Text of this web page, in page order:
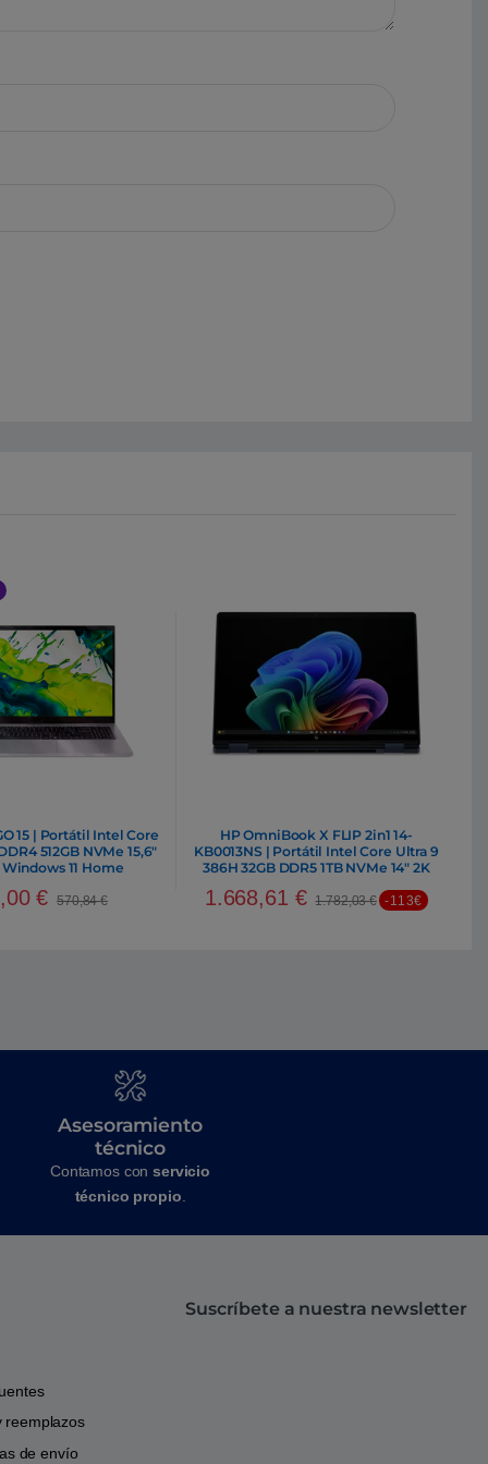
15 | Portátil Intel Core
512GB NVMe 15,6″
11 Home
€ 570,84€
HP OmniBook X FLIP 2in1 14-
KB0013NS | Portátil Intel Core Ultra 9
386H 32GB DDR5 1TB NVMe 14″ 2K
1.668,61 € 1.782,03€ -113€
Asesoramiento
técnico
Contamos conservicio
técnico propio
reemplazos
de envío
Suscríbete a nuestra newsletter